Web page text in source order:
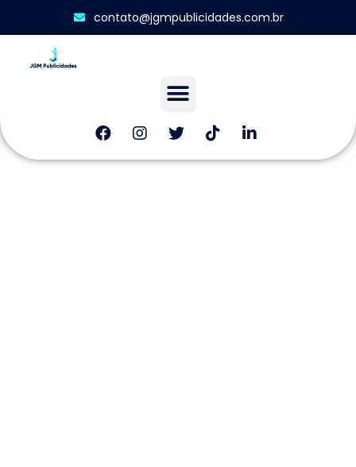
contato@jgmpublicidades.com.br